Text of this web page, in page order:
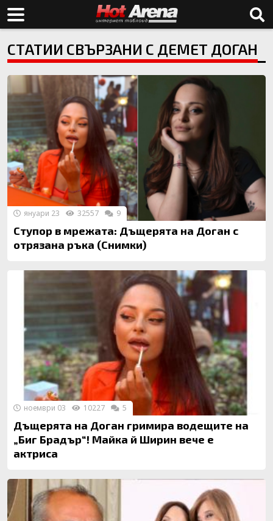
СТАТИИ СВЪРЗАНИ С ДЕМЕТ ДОГАН
Ступор в мрежата: Дъщерята на Доган с
отрязана ръка (Снимки)
януари 23 32557 9
Дъщерята на Доган гримира водещите на
„Биг Брадър“! Майка й Ширин вече е
актриса
ноември 03 10227 5